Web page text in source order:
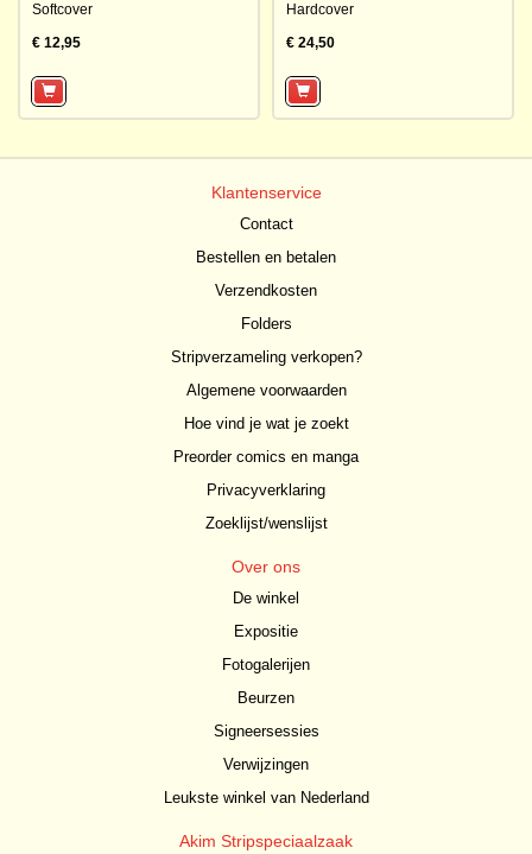
Softcover
€ 12,95
Hardcover
€ 24,50
Klantenservice
Contact
Bestellen en betalen
Verzendkosten
Folders
Stripverzameling verkopen?
Algemene voorwaarden
Hoe vind je wat je zoekt
Preorder comics en manga
Privacyverklaring
Zoeklijst/wenslijst
Over ons
De winkel
Expositie
Fotogalerijen
Beurzen
Signeersessies
Verwijzingen
Leukste winkel van Nederland
Akim Stripspeciaalzaak